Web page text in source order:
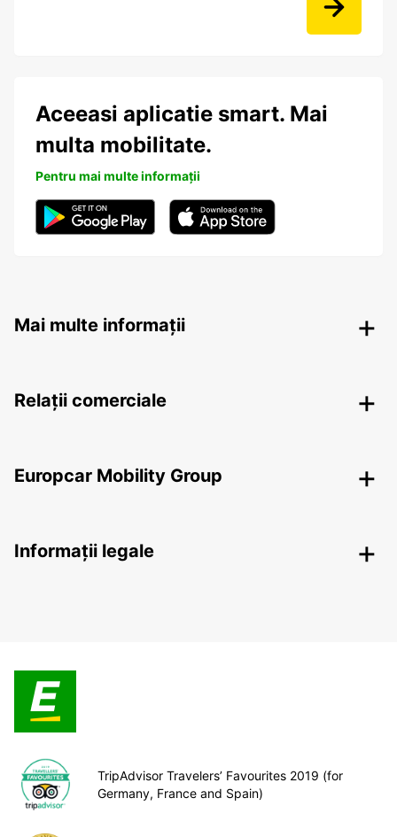
Aceeasi aplicatie smart. Mai
multa mobilitate.
Pentru mai multe informații
Mai multe informații
Relații comerciale
Europcar Mobility Group
Informații legale
TripAdvisor Travelers’ Favourites 2019 (for
Germany, France and Spain)